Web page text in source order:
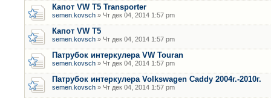
Капот VW T5 Transporter
semen.kovsch » Чт дек 04, 2014 1:57 pm
Капот VW T5
semen.kovsch » Чт дек 04, 2014 1:57 pm
Патрубок интеркулера VW Touran
semen.kovsch » Чт дек 04, 2014 1:57 pm
Патрубок интеркулера Volkswagen Caddy 2004г.-2010г.
semen.kovsch » Чт дек 04, 2014 1:57 pm